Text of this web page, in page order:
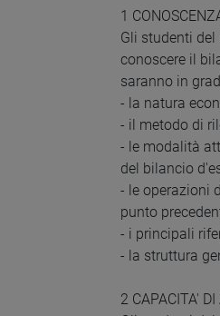
1
Gli studenti
conoscere il
saranno in
- la natura
- il metodo di
- le modalità
del bilancio
- le operazioni
punto
- i principali
- la struttura
2 CAPACITA'